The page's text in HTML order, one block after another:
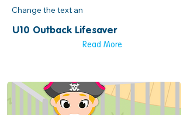
Change the text an
U10 Outback Lifesaver
Read More